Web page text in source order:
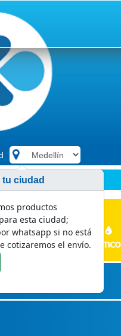
DE REFill®
ciudad
productos
esta ciudad;
whatsapp si no está
cotizaremos el envío.